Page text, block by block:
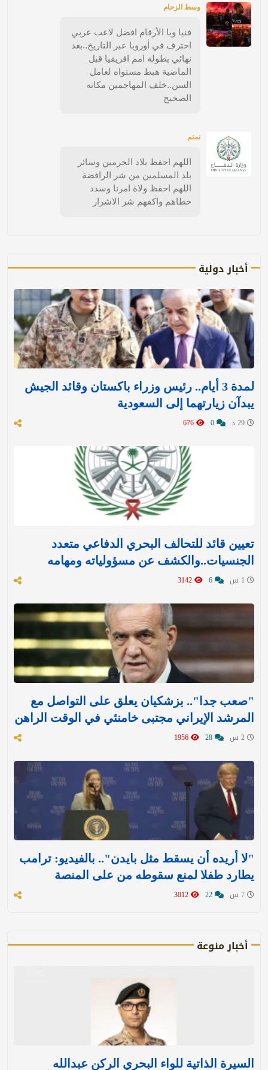
وسط الزحام
فنيا وبا الأرقام افضل لاعب عربي
احترف في أوروبا عبر التاريخ..بعد
نهائي بطولة امم افريقيا قبل
الماضية هبط مستواه لعامل
السن..خلف المهاجمين مكانه
الصحيح
تمتم
اللهم احفظ بلاد الحرمين وسائر
بلد المسلمين من شر الرافضة
اللهم احفظ ولاة امرنا وسدد
خطاهم واكفهم شر الاشرار
أخبار دولية
لمدة 3 أيام.. رئيس وزراء باكستان وقائد الجيش
يبدآن زيارتهما إلى السعودية
تعيين قائد للتحالف البحري الدفاعي متعدد
الجنسيات..والكشف عن مسؤولياته ومهامه
"صعب جدا".. بزشكيان يعلق على التواصل مع
المرشد الإيراني مجتبى خامنئي في الوقت الراهن
"لا أريده أن يسقط مثل بايدن".. بالفيديو: ترامب
يطارد طفلا لمنع سقوطه من على المنصة
أخبار منوعة
السيرة الذاتية للواء البحري الركن عبدالله